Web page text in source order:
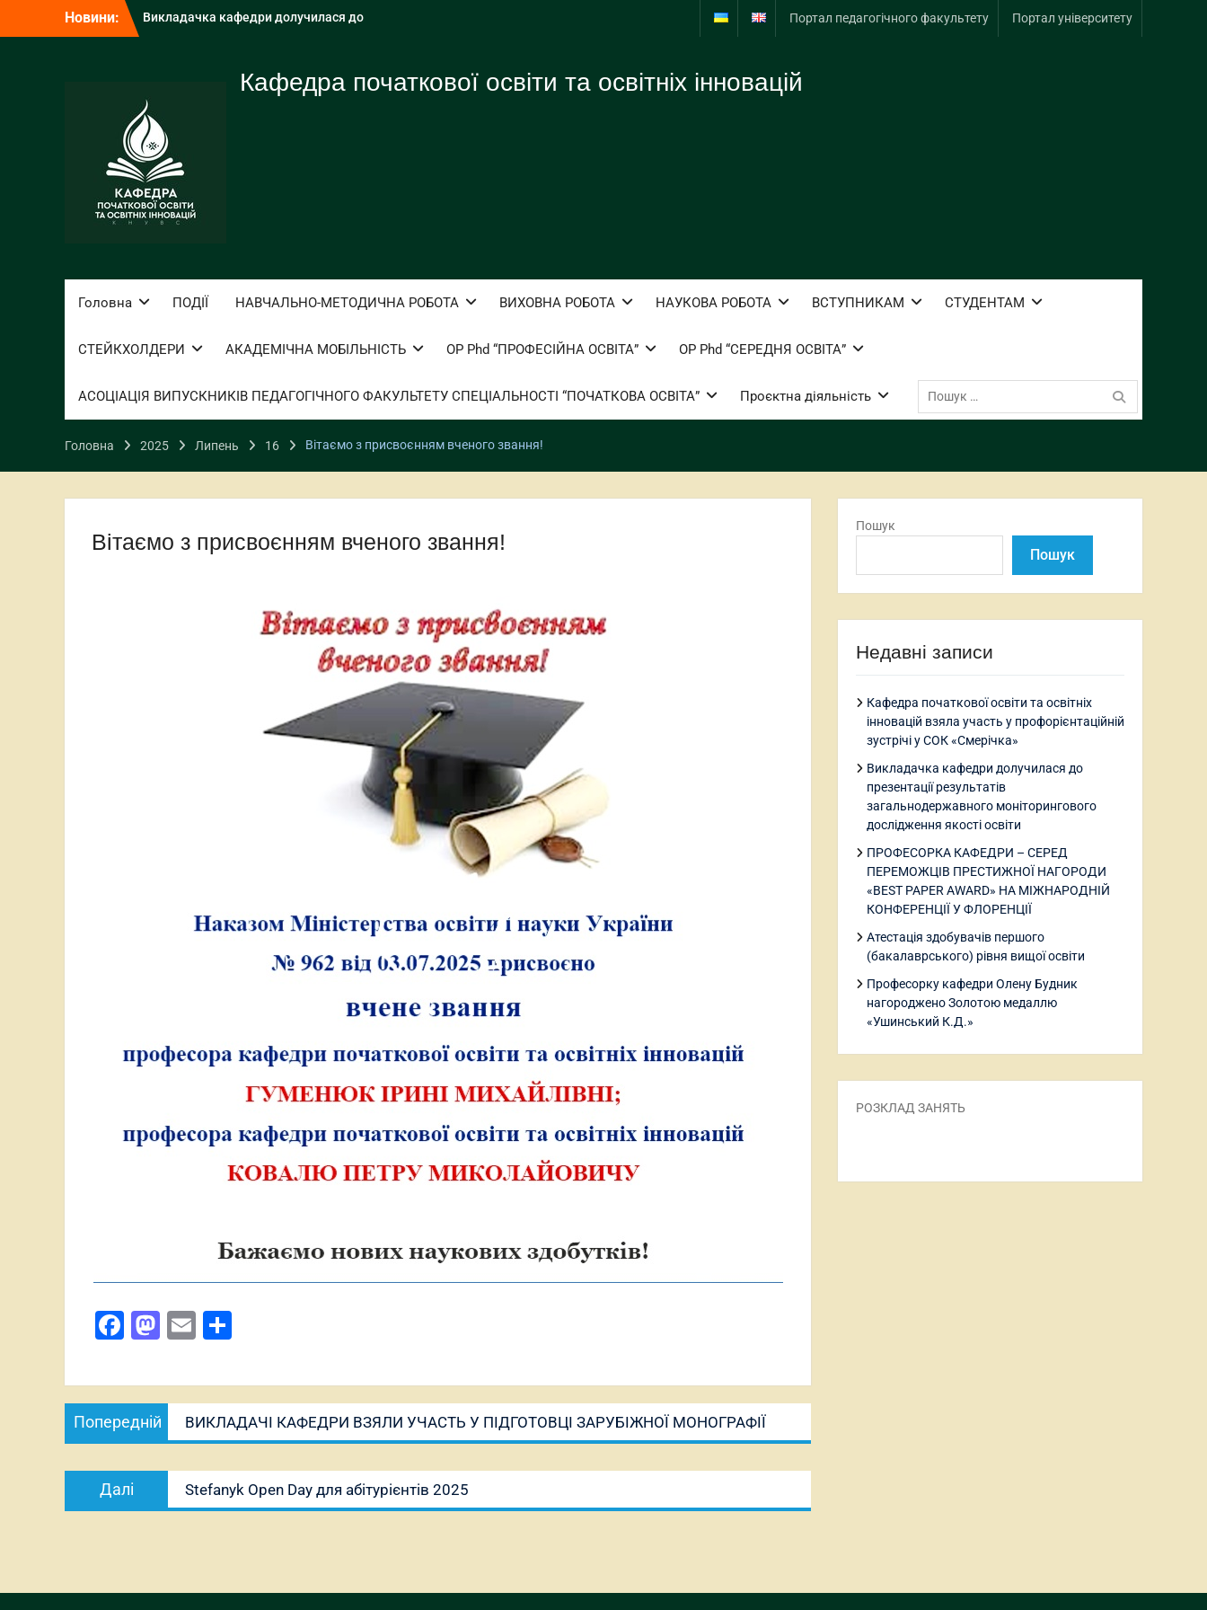
Новини:
Викладачка кафедри долучилася до
дослідження якості освіти
ПРОФЕСОРКА КАФЕДРИ – СЕРЕД
ПЕРЕМОЖЦІВ ПРЕСТИЖНОЇ НАГОРОДИ
«BEST PAPER AWARD» НА
МІЖНАРОДНІЙ КОНФЕРЕНЦІЇ У
ФЛОРЕНЦІЇ
Кафедра початкової освіти та освітніх
інновацій взяла участь у
профорієнтаційній зустрічі у СОК
Портал педагогічного факультету Портал університету
Кафедра початкової освіти та освітніх інновацій
Головна ПОДІЇ НАВЧАЛЬНО-МЕТОДИЧНА РОБОТА ВИХОВНА РОБОТА НАУКОВА РОБОТА ВСТУПНИКАМ СТУДЕНТАМ
СТЕЙКХОЛДЕРИ АКАДЕМІЧНА МОБІЛЬНІСТЬ ОР Phd “ПРОФЕСІЙНА ОСВІТА” ОР Phd “СЕРЕДНЯ ОСВІТА”
АСОЦІАЦІЯ ВИПУСКНИКІВ ПЕДАГОГІЧНОГО ФАКУЛЬТЕТУ СПЕЦІАЛЬНОСТІ “ПОЧАТКОВА ОСВІТА” Проєктна діяльність
Пошук:
Головна 2025 Липень 16 Вітаємо з присвоєнням вченого звання!
Вітаємо з присвоєнням вченого звання!
Facebook
Mastodon
Email
Навігація
записів
Попередній
запис:
ВИКЛАДАЧІ КАФЕДРИ ВЗЯЛИ УЧАСТЬ У ПІДГОТОВЦІ ЗАРУБІЖНОЇ МОНОГРАФІЇ
Далі
Наступний
запис:
Stefanyk Open Day для абітурієнтів 2025
Пошук
Пошук
Недавні записи
Кафедра початкової освіти та освітніх
інновацій взяла участь у профорієнтаційній
зустрічі у СОК «Смерічка»
Викладачка кафедри долучилася до
презентації результатів
загальнодержавного моніторингового
дослідження якості освіти
ПРОФЕСОРКА КАФЕДРИ – СЕРЕД
ПЕРЕМОЖЦІВ ПРЕСТИЖНОЇ НАГОРОДИ
«BEST PAPER AWARD» НА МІЖНАРОДНІЙ
КОНФЕРЕНЦІЇ У ФЛОРЕНЦІЇ
Атестація здобувачів першого
(бакалаврського) рівня вищої освіти
Професорку кафедри Олену Будник
нагороджено Золотою медаллю
«Ушинський К.Д.»
РОЗКЛАД ЗАНЯТЬ